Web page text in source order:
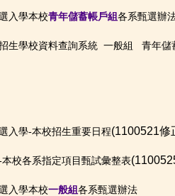
入學本校青年儲蓄帳戶組 各系甄選辦
生學校資料查詢系統 一般組 青年儲
入學-本校招生重要日程(1100521修
校各系指定項目甄試彙整表
入學本校一般組 各系甄選辦法